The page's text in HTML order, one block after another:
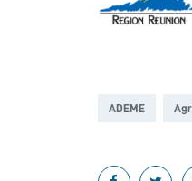
ADEME